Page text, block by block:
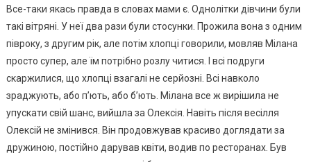
Все-таки якась правда в словах мами є. Однолітки дівчини були
такі вітряні. У неї два рази були стосунки. Прожила вона з одним
півроку, з другим рік, але потім хлопці говорили, мовляв Мілана
просто супер, але їм потрібно розлу читися. І всі подруги
скаржилися, що хлопці взагалі не серйозні. Всі навколо
зраджують, або п’ють, або б’ють. Мілана все ж вирішила не
упускати свій шанс, вийшла за Олексія. Навіть після весілля
Олексій не змінився. Він продовжував красиво доглядати за
дружиною, постійно дарував квіти, водив по ресторанах. Був